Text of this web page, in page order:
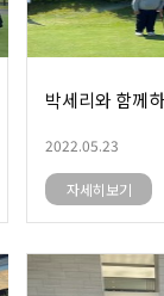
박세리와 함께
2022.05.23
자세히보기